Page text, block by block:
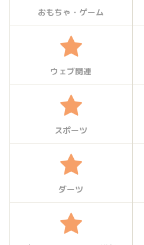
おもちゃ・ゲーム
ウェブ関連
スポーツ
ダーツ